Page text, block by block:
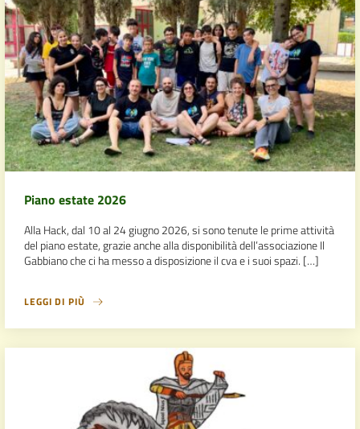
Piano estate 2026
Alla Hack, dal 10 al 24 giugno 2026, si sono tenute le prime attività
del piano estate, grazie anche alla disponibilità dell’associazione Il
Gabbiano che ci ha messo a disposizione il cva e i suoi spazi. […]
LEGGI DI PIÙ